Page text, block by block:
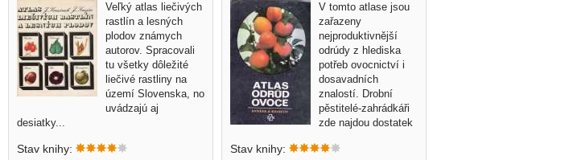
Veľký atlas liečivých
rastlín a lesných
plodov známych
autorov. Spracovali
tu všetky dôležité
liečivé rastliny na
území Slovenska, no
uvádzajú aj
desiatky...
Stav knihy:
V tomto atlase jsou
zařazeny
nejproduktivnější
odrúdy z hlediska
potřeb ovocnictví i
dosavadních
znalostí. Drobní
pěstitelé-zahrádkáři
zde najdou dostatek
Stav knihy: